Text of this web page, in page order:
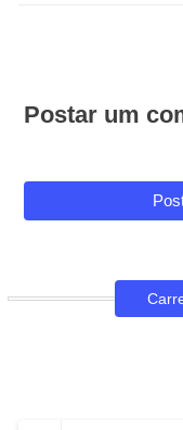
Postar um